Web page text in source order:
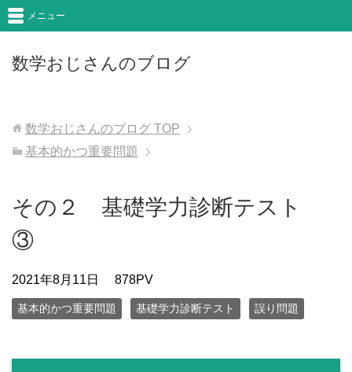
数学おじさんのブログ
メニュー
数学おじさんのブログ TOP
基本的かつ重要問題
その２ 基礎学力診断テスト
③
2021年8月11日 878PV
基本的かつ重要問題 基礎学力診断テスト 誤り問題